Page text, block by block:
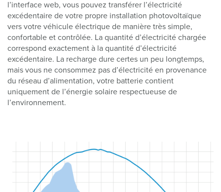
l’interface web, vous pouvez transférer l’électricité
excédentaire de votre propre installation photovoltaïque
vers votre véhicule électrique de manière très simple,
confortable et contrôlée. La quantité d’électricité chargée
correspond exactement à la quantité d’électricité
excédentaire. La recharge dure certes un peu longtemps,
mais vous ne consommez pas d’électricité en provenance
du réseau d’alimentation, votre batterie contient
uniquement de l’énergie solaire respectueuse de
l’environnement.